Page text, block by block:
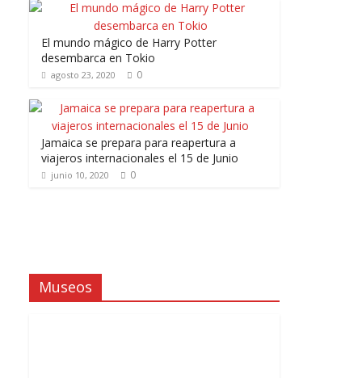
El mundo mágico de Harry Potter
desembarca en Tokio
agosto 23, 2020 0
Jamaica se prepara para reapertura a
viajeros internacionales el 15 de Junio
junio 10, 2020 0
Museos